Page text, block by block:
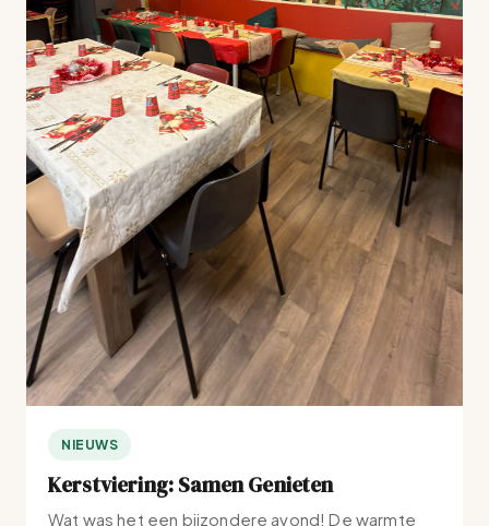
NIEUWS
Kerstviering: Samen Genieten
Wat was het een bijzondere avond! De warmte